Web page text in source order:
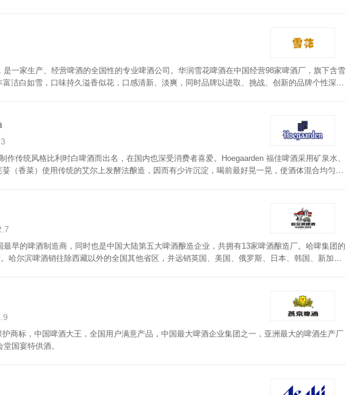
法，又使其至尊品质揉进激情与幻想。CORONA已经成为时尚与经典的代名词。
一家生产、经营啤酒的全国性的专业啤酒公司。华润雪花啤酒在中国经营98家啤酒厂，旗下含雪
洁白如雪，口味持久溢香似花，口感清新、淡爽，同时品牌以进取、挑战、创新的品牌个性深受
作传统风格比利时白啤酒而出名，在国内也深受消费者喜爱。Hoegaarden 福佳啤酒采用矿泉水、
（香菜）使用传统的艾尔上发酵法酿造，因而有少许沉淀，喝前最好晃一晃，使酒体混合均匀。
早的啤酒制造商，同时也是中国大陆第五大啤酒酿造企业，共拥有13家啤酒酿造厂。哈啤集团的
哈尔滨啤酒销往除西藏以外的全国其他省区，并远销英国、美国、俄罗斯、日本、韩国、新加坡
商标，中国啤酒大王，全国用户满意产品，中国最大啤酒企业集团之一，亚洲最大的啤酒生产厂
国宴特供酒。